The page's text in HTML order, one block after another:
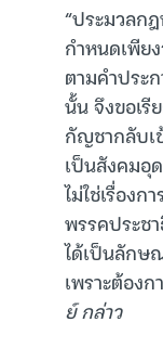
“ประมวลก
กำหนดเพีย
ตามคำประ
นั้น จึงขอเรี
กัญชากลับเ
เป็นสังคมอุ
ไม่ใช่เรื่องก
พรรคประช
ได้เป็นลักษ
เพราะต้องก
ย์ กล่าว